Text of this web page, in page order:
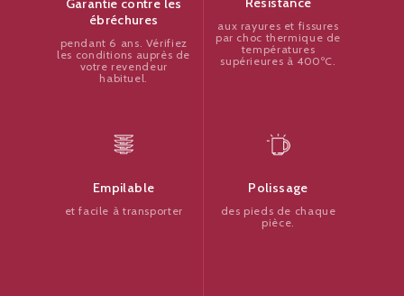
Garantie contre les
ébréchures
pendant 6 ans. Vérifiez
les conditions auprès de
votre revendeur
habituel.
aux rayures et fissures
par choc thermique de
températures
supérieures à 400ºC.
Empilable
et facile à transporter
Polissage
des pieds de chaque
pièce.